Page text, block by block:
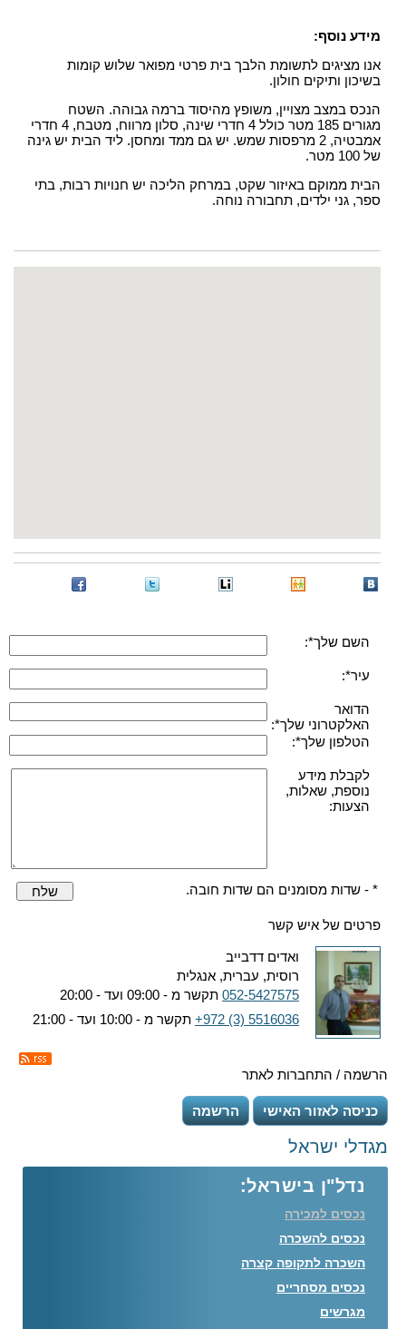
מידע נוסף:
אנו מציגים לתשומת הלבך בית פרטי מפואר שלוש קומות
בשיכון ותיקים חולון.
הנכס במצב מצויין, משופץ מהיסוד ברמה גבוהה. השטח
מגורים 185 מטר כולל 4 חדרי שינה, סלון מרווח, מטבח, 4 חדרי
אמבטיה, 2 מרפסות שמש. יש גם ממד ומחסן. ליד הבית יש גינה
של 100 מטר.
הבית ממוקם באיזור שקט, במרחק הליכה יש חנויות רבות, בתי
ספר, גני ילדים, תחבורה נוחה.
השם שלך*:
עיר*:
הדואר
האלקטרוני שלך*:
הטלפון שלך*:
לקבלת מידע
נוספת, שאלות,
הצעות:
* - שדות מסומנים הם שדות חובה. שלח
פרטים של איש קשר
ואדים דדבייב
רוסית, עברית, אנגלית
052-5427575 תקשר מ - 09:00 ועד - 20:00
+972 (3) 5516036 תקשר מ - 10:00 ועד - 21:00
הרשמה / התחברות לאתר
כניסה לאזור האישי הרשמה
מגדלי ישראל
נדל"ן בישראל:
נכסים למכירה
נכסים להשכרה
השכרה לתקופה קצרה
נכסים מסחריים
מגרשים